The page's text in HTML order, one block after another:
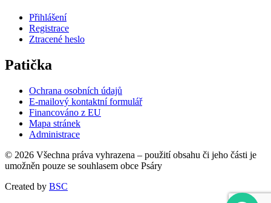
Přihlášení
Registrace
Ztracené heslo
Patička
Ochrana osobních údajů
E-mailový kontaktní formulář
Financováno z EU
Mapa stránek
Administrace
© 2026 Všechna práva vyhrazena – použití obsahu či jeho části je
umožněn pouze se souhlasem obce Psáry
Created by BSC